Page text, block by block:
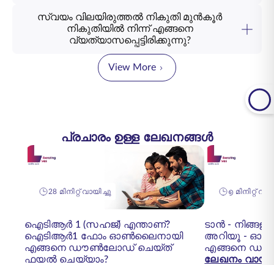
സ്വയം വിലയിരുത്തൽ നികുതി മുൻകൂർ
നികുതിയിൽ നിന്ന് എങ്ങനെ
വ്യത്യാസപ്പെട്ടിരിക്കുന്നു?
View More
പ്രചാരം ഉള്ള ലേഖനങ്ങൾ
28 മിനിറ്റ് വായിച്ചു
ഐടിആർ 1 (സഹജ്) എന്താണ്?
ഐടിആർ1 ഫോം ഓൺലൈനായി
എങ്ങനെ ഡൗൺലോഡ് ചെയ്ത്
ഫയൽ ചെയ്യാം?
൭ മിനിറ്റ്
ടാൻ -
അറിയൂ -
എങ്ങനെ
ലേഖനം